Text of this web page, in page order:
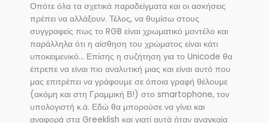
Οπότε όλα τα σχετικά παραδείγματα και οι ασκήσεις
πρέπει να αλλάξουν. Τέλος, να θυμίσω στους
συγγραφείς πως το RGB είναι χρωματικό μοντέλο και
παράλληλα ότι η αίσθηση του χρώματος είναι κάτι
υποκειμενικό… Επίσης η συζήτηση για το Unicode θα
έπρεπε να είναι πιο αναλυτική μιας και είναι αυτό που
μας επιτρέπει να γράφουμε σε όποια γραφή θέλουμε
(ακόμη και στη Γραμμική Β!) στο smartophone, τον
υπολογιστή κ.ά. Εδώ θα μπορούσε να γίνει και
αναφορά στα Greeklish και γιατί αυτά ήταν αναγκαία